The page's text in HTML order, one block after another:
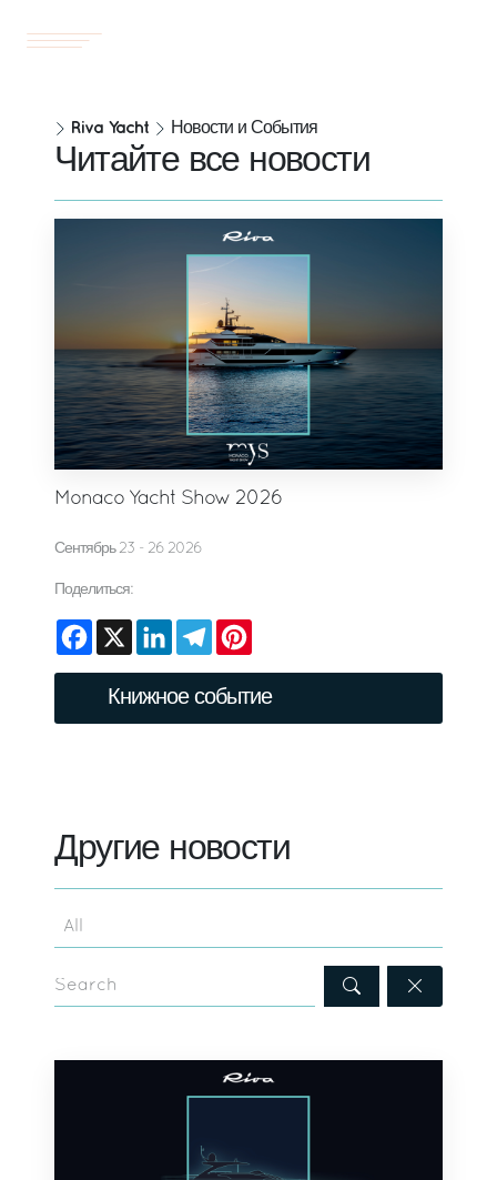
Riva Yacht Новости и События
Читайте все новости
Monaco Yacht Show 2026
Сентябрь 23 - 26 2026
Поделиться:
Facebook
X LinkedInTelegram
Книжное событие
Другие новости
Search